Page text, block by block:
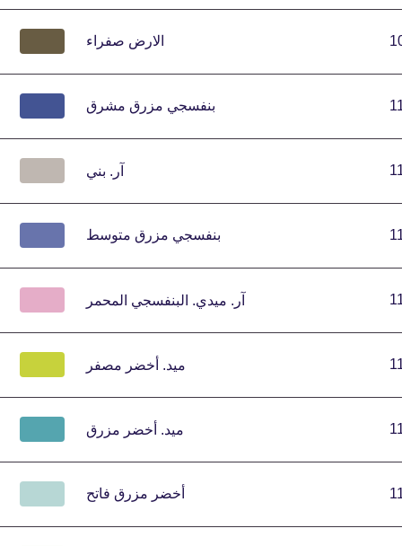
الارض صفراء
بنفسجي مزرق مشرق
آر. بني
بنفسجي مزرق متوسط
آر. ميدي. البنفسجي المحمر
ميد. أخضر مصفر
ميد. أخضر مزرق
أخضر مزرق فاتح